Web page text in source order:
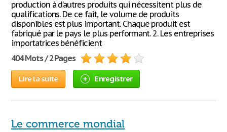
production à d’autres produits qui nécessitent plus de
qualifications. De ce fait, le volume de produits
disponibles est plus important. Chaque produit est
fabriqué par le pays le plus performant. 2. Les entreprises
importatrices bénéficient
404 Mots / 2 Pages
Lire la suite Enregistrer
Le commerce mondial